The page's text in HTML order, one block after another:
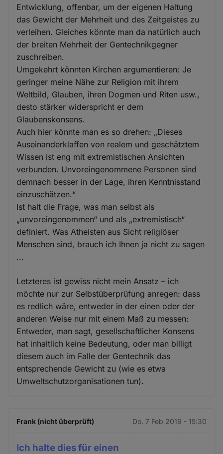
Entwicklung, offenbar, um der eigenen Haltung
das Gewicht der Mehrheit und des Zeitgeistes zu
verleihen. Gleiches könnte man da natürlich auch
der breiten Mehrheit der Gentechnikgegner
zuschreiben.
Umgekehrt könnten Kirchen argumentieren: Je
geringer meine Nähe zur Religion mit ihrem
Weltbild, Glauben, ihren Dogmen und Riten usw.,
desto stärker widerspricht er dem
Glaubenskonsens.
Auch hier könnte man es so drehen: „Dieses
Auseinanderklaffen von realem und geschätztem
Wissen ist eng mit extremistischen Ansichten
verbunden. Unvoreingenommene Personen sind
demnach besser in der Lage, ihren Kenntnisstand
einzuschätzen.“
Ist halt die Frage, was man selbst als
„unvoreingenommen“ und als „extremistisch“
definiert. Was Atheisten aus Sicht religiöser
Menschen sind, brauch ich Ihnen ja nicht zu sagen
...
Letzteres ist gewiss nicht mein Ansatz – ich
möchte nur zur Selbstüberprüfung anregen: dass
es redlich wäre, entweder in der einen oder der
anderen Weise nur mit einem Maß zu messen:
Entweder, man sagt, gesellschaftlicher Konsens
hat inhaltlich keine Bedeutung, oder man billigt
diesem auch im Falle der Gentechnik das
entsprechende Gewicht zu (wie es etwa
Umweltschutzorganisationen tun).
Frank (nicht überprüft) Do. 7 Feb 2019 - 15:30
Ich halte dies für einen